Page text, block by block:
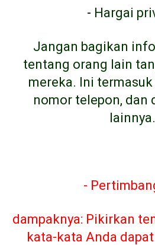
- Hargai
Jangan bagikan
tentang orang lain
mereka. Ini
nomor telepon, dan
lainnya.
-
dampaknya: Pikirkan
kata-kata Anda